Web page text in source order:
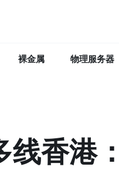
裸金属 物理服务器
线香港